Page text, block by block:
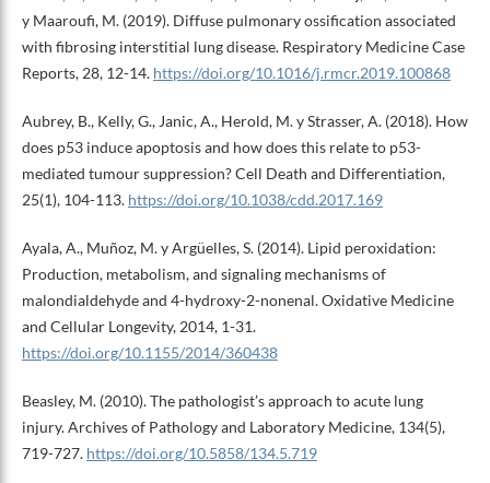
y Maaroufi, M. (2019). Diffuse pulmonary ossification associated
with fibrosing interstitial lung disease. Respiratory Medicine Case
Reports, 28, 12-14. https://doi.org/10.1016/j.rmcr.2019.100868
Aubrey, B., Kelly, G., Janic, A., Herold, M. y Strasser, A. (2018). How
does p53 induce apoptosis and how does this relate to p53-
mediated tumour suppression? Cell Death and Differentiation,
25(1), 104-113. https://doi.org/10.1038/cdd.2017.169
Ayala, A., Muñoz, M. y Argüelles, S. (2014). Lipid peroxidation:
Production, metabolism, and signaling mechanisms of
malondialdehyde and 4-hydroxy-2-nonenal. Oxidative Medicine
and Cellular Longevity, 2014, 1-31.
https://doi.org/10.1155/2014/360438
Beasley, M. (2010). The pathologist’s approach to acute lung
injury. Archives of Pathology and Laboratory Medicine, 134(5),
719-727. https://doi.org/10.5858/134.5.719